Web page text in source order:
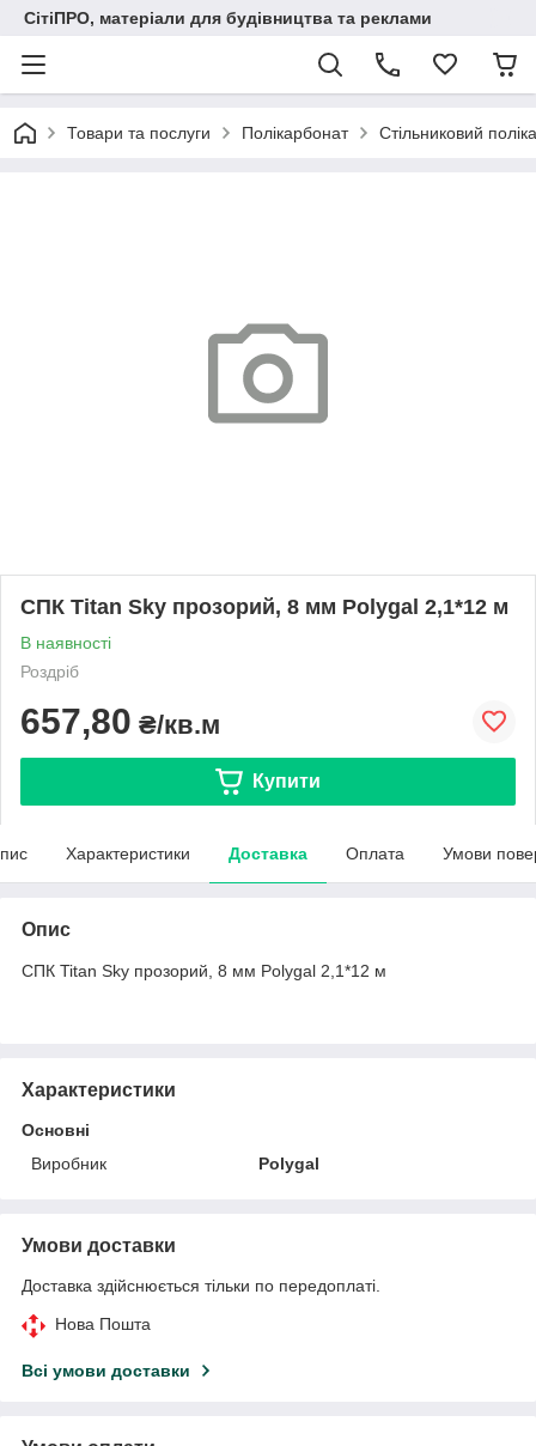
СітіПРО, матеріали для будівництва та реклами
Товари та послуги Полікарбонат Стільниковий
СПК Titan Sky прозорий, 8 мм Polygal 2,1*12 м
В наявності
Роздріб
657,80 ₴/кв.м
Купити
Характеристики Доставка Оплата Умови
Опис
СПК Titan Sky прозорий, 8 мм Polygal 2,1*12 м
Характеристики
Основні
Виробник
Polygal
Умови доставки
Доставка здійснюється тільки по передоплаті.
Нова Пошта
Всі умови доставки